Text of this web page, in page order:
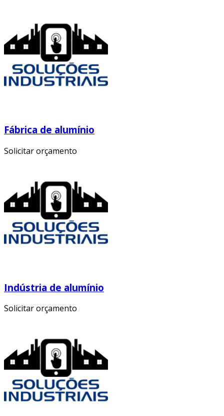
Fábrica de alumínio
Solicitar orçamento
Indústria de alumínio
Solicitar orçamento